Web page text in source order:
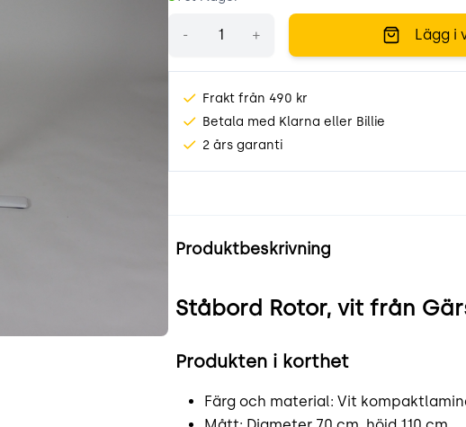
- + Lägg i
Frakt från 490 kr
Betala med Klarna eller Billie
2 års garanti
Produktbeskrivning
Ståbord Rotor, vit från
Produkten i korthet
Färg och material: Vit